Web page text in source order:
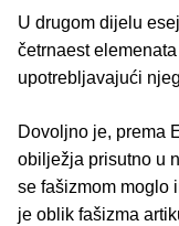
U drugom dijelu
četrnaest
upotrebljavajući
Dovoljno je, prema
obilježja prisutno u
se fašizmom moglo
je oblik fašizma